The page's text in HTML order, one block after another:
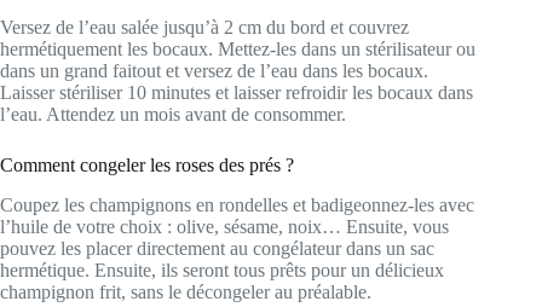
Versez de l’eau salée jusqu’à 2 cm du bord et couvrez
hermétiquement les bocaux. Mettez-les dans un stérilisateur ou
dans un grand faitout et versez de l’eau dans les bocaux.
Laisser stériliser 10 minutes et laisser refroidir les bocaux dans
l’eau. Attendez un mois avant de consommer.
Comment congeler les roses des prés ?
Coupez les champignons en rondelles et badigeonnez-les avec
l’huile de votre choix : olive, sésame, noix… Ensuite, vous
pouvez les placer directement au congélateur dans un sac
hermétique. Ensuite, ils seront tous prêts pour un délicieux
champignon frit, sans le décongeler au préalable.